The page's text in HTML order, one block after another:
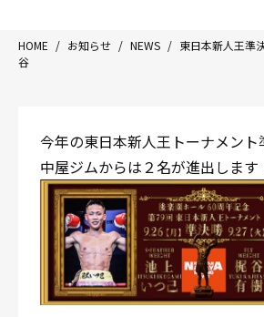
〒192-0072 東京都八王子市南町3-8
Tel/Fax：042-622-
営業時間：月〜土 14:00〜22:00 / 日
入会案内
サポ
HOME / お知らせ / NEWS / 東日本新人王準
谷
今年の東日本新人王トーナメン
中屋ジムからは２名が進出します